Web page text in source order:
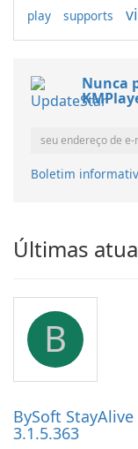
play
supports
Nunca
Boletim
Últimas
B
BySoft StayAlive
3.1.5.363